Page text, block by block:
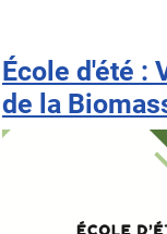
École d'été :
de la